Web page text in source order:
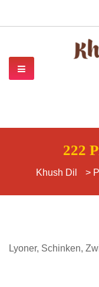
222
Khush Dil >
Lyoner, Schinken,